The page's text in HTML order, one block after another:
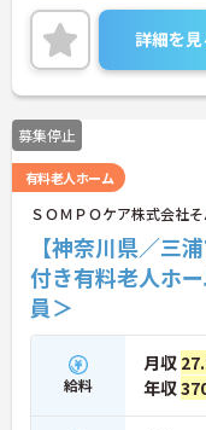
詳細を見
募集停止
有料老人ホーム
ＳＯＭＰＯケア株式会社
【神奈川県／三
付き有料老人ホ
員＞
給料
月収
年収